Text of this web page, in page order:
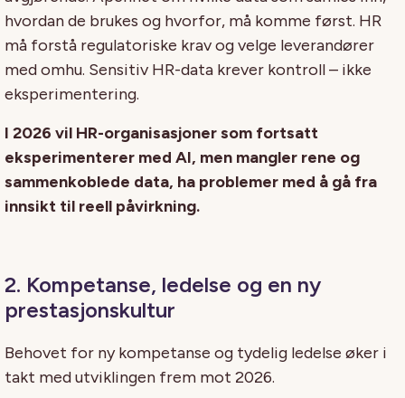
hvordan de brukes og hvorfor, må komme først. HR
må forstå regulatoriske krav og velge leverandører
med omhu. Sensitiv HR-data krever kontroll – ikke
eksperimentering.
I 2026 vil HR-organisasjoner som fortsatt
eksperimenterer med AI, men mangler rene og
sammenkoblede data, ha problemer med å gå fra
innsikt til reell påvirkning.
2. Kompetanse, ledelse og en ny
prestasjonskultur
Behovet for ny kompetanse og tydelig ledelse øker i
takt med utviklingen frem mot 2026.